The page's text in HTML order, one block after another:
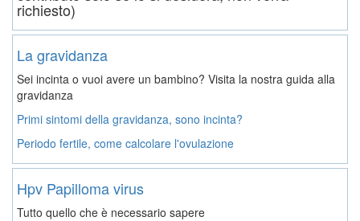
richiesto)
La gravidanza
Sei incinta o vuoi avere un bambino? Visita la nostra guida alla
gravidanza
Primi sintomi della gravidanza, sono incinta?
Periodo fertile, come calcolare l'ovulazione
Hpv Papilloma virus
Tutto quello che è necessario sapere